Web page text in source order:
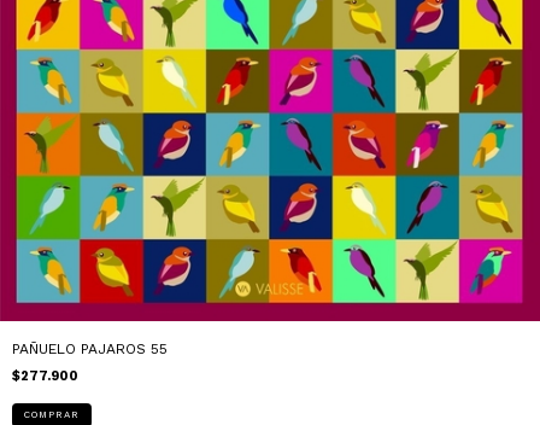
PAÑUELO PAJAROS 55
$277.900